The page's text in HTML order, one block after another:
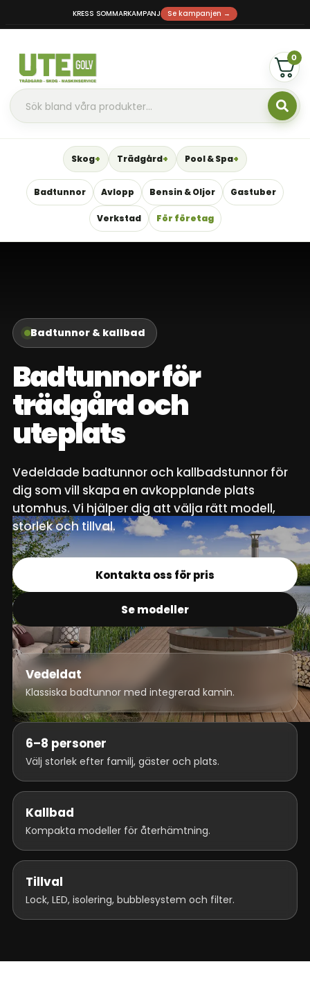
KRESS SOMMARKAMPANJ Se kampanjen →
0
Skog Trädgård Pool & Spa
Badtunnor Avlopp Bensin & Oljor Gastuber
Verkstad För företag
Badtunnor & kallbad
Badtunnor för
trädgård och
uteplats
Vedeldade badtunnor och kallbadstunnor för
dig som vill skapa en avkopplande plats
utomhus. Vi hjälper dig att välja rätt modell,
storlek och tillval.
Kontakta oss för pris
Se modeller
Vedeldat
Klassiska badtunnor med integrerad kamin.
6–8 personer
Välj storlek efter familj, gäster och plats.
Kallbad
Kompakta modeller för återhämtning.
Tillval
Lock, LED, isolering, bubblesystem och filter.